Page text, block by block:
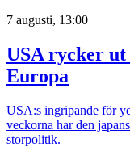
7 augusti, 13:00
USA rycker
Europa
USA:s ingripande för
veckorna har den
storpolitik.